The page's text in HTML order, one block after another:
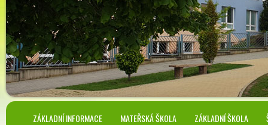
ZÁKLADNÍ INFORMACE MATEŘSKÁ ŠKOLA ZÁKLADNÍ ŠKOLA